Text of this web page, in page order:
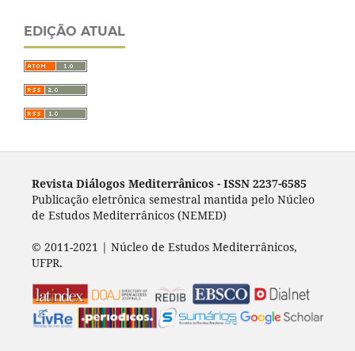
EDIÇÃO ATUAL
Revista Diálogos Mediterrânicos - ISSN 2237-6585
Publicação eletrônica semestral mantida pelo Núcleo
de Estudos Mediterrânicos (NEMED)
© 2011-2021 | Núcleo de Estudos Mediterrânicos,
UFPR.